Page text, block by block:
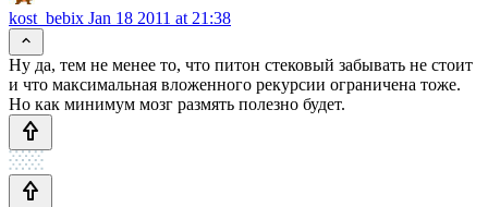
kost_bebix Jan 18 2011 at 21:38
Ну да, тем не менее то, что питон стековый забывать не стоит
и что максимальная вложенного рекурсии ограничена тоже.
Но как минимум мозг размять полезно будет.